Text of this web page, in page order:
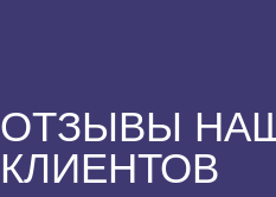
ОТЗЫВЫ
КЛИЕНТОВ